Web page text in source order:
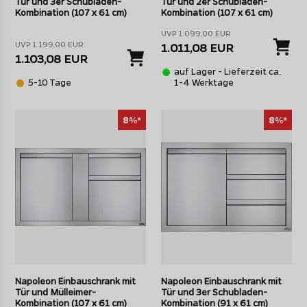
sorgen für Grillspaß in der Outdoor Küche über viele Jahre
Individuell und flexibel kombinierbar - Napoleon
Einbauschränke und Türen
GeräumigeEinbauschränke oder nur eine Türblende?
Das bleibt Ihnen überlassen, denn der Einbauschrank ist
Kombination (107 x 61 cm)
UVP 1.199,00 EUR
1.103,08 EUR
5-10 Tage
Kombination (107 x 61 cm)
UVP 1.099,00 EUR
1.011,08 EUR
auf Lager - Lieferzeit ca.
1-4 Werktage
8%*
Napoleon Einbauschrank mit
Tür und Mülleimer-
Kombination (107 x 61 cm)
8%*
Napoleon Einbauschrank mit
Tür und 3er Schubladen-
Kombination (91 x 61 cm)